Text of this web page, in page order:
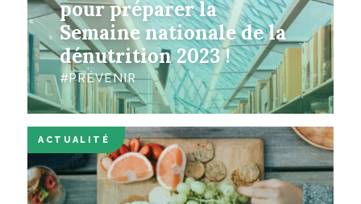
pour préparer la
Semaine nationale de la
dénutrition 2023 !
PRÉVENIR
ACTUALITÉ